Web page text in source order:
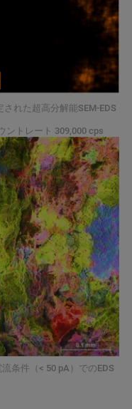
れた超高分解能SEM-EDS
ントレート 309,000 cps
条件（< 50 pA）でのEDS